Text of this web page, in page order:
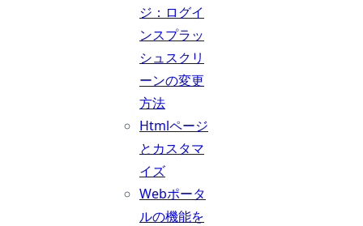
ジ：ログイ
ンスプラッ
シュスクリ
ーンの変更
方法
Htmlページ
とカスタマ
イズ
Webポータ
ルの機能を